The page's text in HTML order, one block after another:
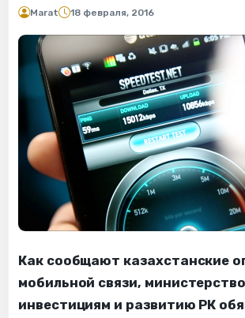
Marat 18 февраля, 2016
Как сообщают казахстанские
мобильной связи,
инвестициям и развитию РК